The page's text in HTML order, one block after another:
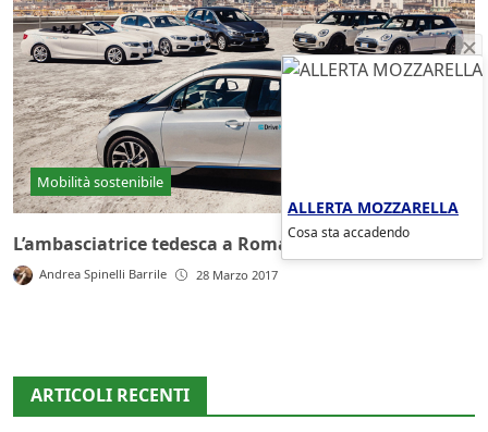
Mobilità sostenibile
L’ambasciatrice tedesca a Roma usa un’auto elettrica
Andrea Spinelli Barrile 28 Marzo 2017
ARTICOLI RECENTI
ALLERTA MOZZARELLA
Cosa sta accadendo